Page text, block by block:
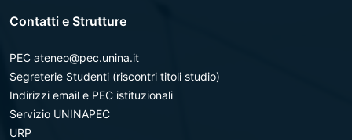
Contatti e Strutture
PEC ateneo@pec.unina.it
Segreterie Studenti (riscontri titoli studio)
Indirizzi email e PEC istituzionali
Servizio UNINAPEC
URP